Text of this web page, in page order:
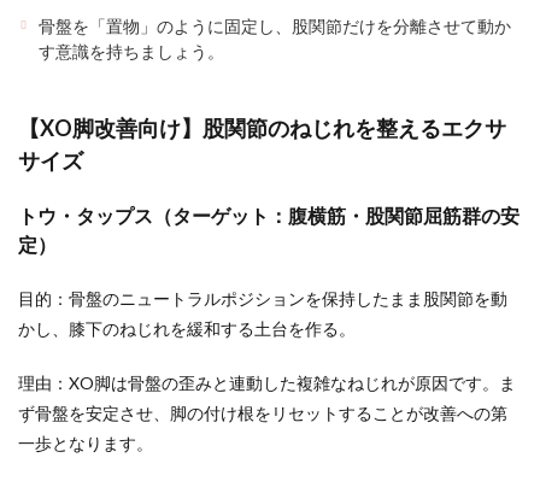
骨盤を「置物」のように固定し、股関節だけを分離させて動か
す意識を持ちましょう。
【XO脚改善向け】股関節のねじれを整えるエクサ
サイズ
トウ・タップス（ターゲット：腹横筋・股関節屈筋群の安
定）
目的：骨盤のニュートラルポジションを保持したまま股関節を動
かし、膝下のねじれを緩和する土台を作る。
理由：XO脚は骨盤の歪みと連動した複雑なねじれが原因です。ま
ず骨盤を安定させ、脚の付け根をリセットすることが改善への第
一歩となります。